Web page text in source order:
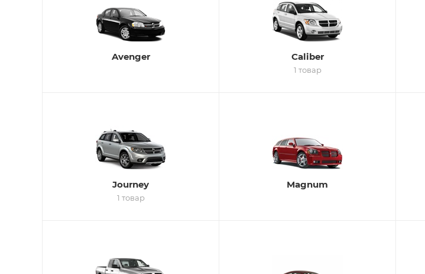
Avenger Caliber
1 товар
Journey
1 товар
Magnum